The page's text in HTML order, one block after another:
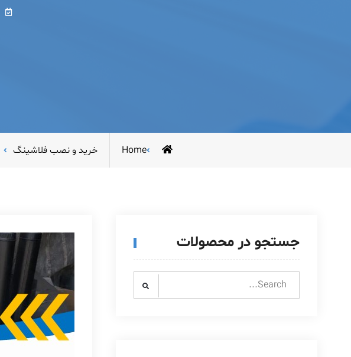
Home خرید و نصب فلاشینگ
جستجو در محصولات
Search